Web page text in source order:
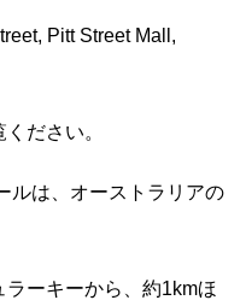
Pitt Street Mall,
ください。
ルは、オーストラリアの
ーキーから、約1kmほ